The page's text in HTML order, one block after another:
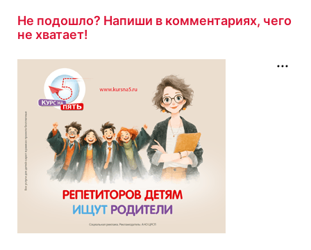
Не подошло? Напиши в комментариях, чего
не хватает!